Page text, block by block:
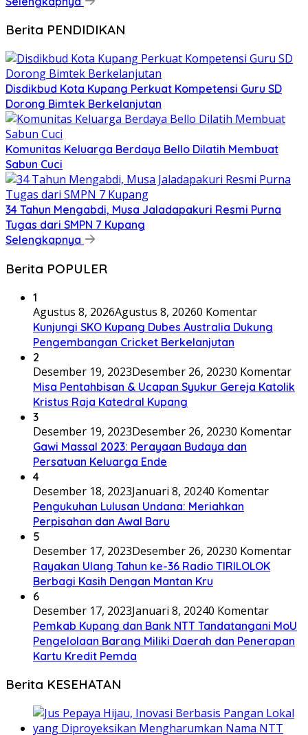
Berita PENDIDIKAN
Disdikbud Kota Kupang Perkuat Kompetensi Guru SD
Dorong Bimtek Berkelanjutan
Komunitas Keluarga Berdaya Bello Dilatih Membuat
Sabun Cuci
34 Tahun Mengabdi, Musa Jaladapakuri Resmi Purna
Tugas dari SMPN 7 Kupang
Selengkapnya
Berita POPULER
1
Agustus 8, 2026Agustus 8, 20260 Komentar
Kunjungi SKO Kupang Dubes Australia Dukung
Pengembangan Cricket Berkelanjutan
2
Desember 19, 2023Desember 26, 20230 Komentar
Misa Pentahbisan & Ucapan Syukur Gereja Katolik
Kristus Raja Katedral Kupang
3
Desember 19, 2023Desember 26, 20230 Komentar
Gawi Massal 2023: Perayaan Budaya dan
Persatuan Keluarga Ende
4
Desember 18, 2023Januari 8, 20240 Komentar
Pengukuhan Lulusan Undana: Meriahkan
Perpisahan dan Awal Baru
5
Desember 17, 2023Desember 26, 20230 Komentar
Rayakan Ulang Tahun ke-36 Radio TIRILOLOK
Berbagi Kasih Dengan Mantan Kru
6
Desember 17, 2023Januari 8, 20240 Komentar
Pemkab Kupang dan Bank NTT Tandatangani MoU
Pengelolaan Barang Miliki Daerah dan Penerapan
Kartu Kredit Pemda
Berita KESEHATAN